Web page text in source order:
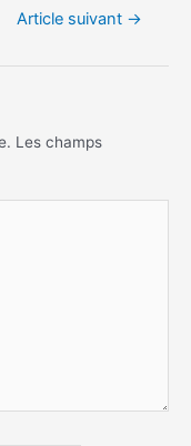
Article suivant →
Les champs